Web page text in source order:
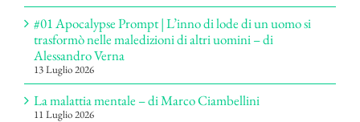
#01 Apocalypse Prompt | L’inno di lode di un uomo si
trasformò nelle maledizioni di altri uomini – di
Alessandro Verna
13 Luglio 2026
La malattia mentale – di Marco Ciambellini
11 Luglio 2026